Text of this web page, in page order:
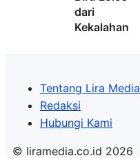
dari
Kekalahan
Tentang Lira Media
Redaksi
Hubungi Kami
© liramedia.co.id 2026